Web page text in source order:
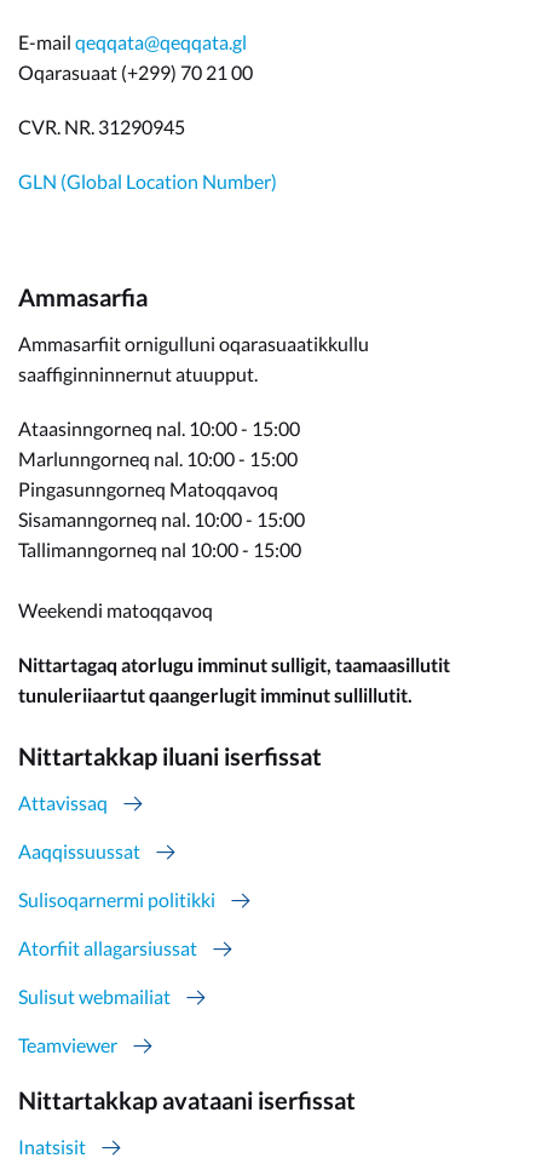
E-mail qeqqata@qeqqata.gl
Oqarasuaat (+299) 70 21 00
CVR. NR. 31290945
GLN (Global Location Number)
Ammasarfia
Ammasarfiit ornigulluni oqarasuaatikkullu
saaffiginninnernut atuupput.
Ataasinngorneq nal. 10:00 - 15:00
Marlunngorneq nal. 10:00 - 15:00
Pingasunngorneq Matoqqavoq
Sisamanngorneq nal. 10:00 - 15:00
Tallimanngorneq nal 10:00 - 15:00
Weekendi matoqqavoq
Nittartagaq atorlugu imminut sulligit, taamaasillutit
tunuleriiaartut qaangerlugit imminut sullillutit.
Nittartakkap iluani iserfissat
Attavissaq
Aaqqissuussat
Sulisoqarnermi politikki
Atorfiit allagarsiussat
Sulisut webmailiat
Teamviewer
Nittartakkap avataani iserfissat
Inatsisit